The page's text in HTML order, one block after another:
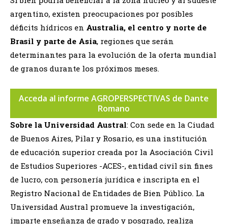
argentino, existen preocupaciones por posibles
déficits hídricos en Australia, el centro y norte de
Brasil y parte de Asia, regiones que serán
determinantes para la evolución de la oferta mundial
de granos durante los próximos meses.
Acceda al informe AGROPERSPECTIVAS de Dante
Romano
Sobre la Universidad Austral: Con sede en la Ciudad
de Buenos Aires, Pilar y Rosario, es una institución
de educación superior creada por la Asociación Civil
de Estudios Superiores -ACES-, entidad civil sin fines
de lucro, con personería jurídica e inscripta en el
Registro Nacional de Entidades de Bien Público. La
Universidad Austral promueve la investigación,
imparte enseñanza de grado y posgrado, realiza